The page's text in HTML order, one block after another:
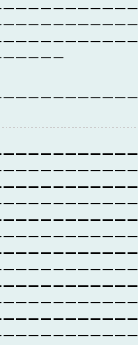
ーーーーーーーーー
ーーーーーーーーー
ーーーーーーーーー
ーーーー
ーーーーーーーーー
ーーーーーーーーー
ーーーーーーーーー
ーーーーーーーーー
ーーーーーーーーー
ーーーーーーーーー
ーーーーーーーーー
ーーーーーーーーー
ーーーーーーーーー
ーーーーーーーーー
ーーーーーーーーー
ーーーーーーーーー
ーーーーーーーーー